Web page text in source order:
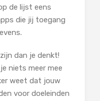
de lijst eens
die jij toegang
dan je denkt!
niets meer mee
weet dat jouw
voor doeleinden